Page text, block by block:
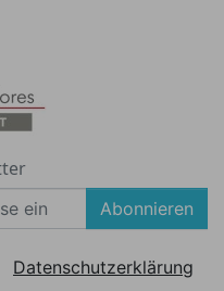
Abonnieren
Datenschutzerklärung